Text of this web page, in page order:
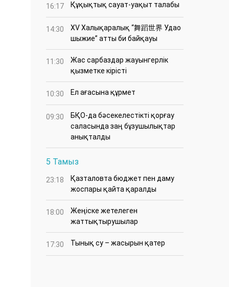
16:17 Құқықтық сауат-уақыт талабы
14:30
XV Халықаралық “舞蹈世界 Удао
шыжие” атты би байқауы
11:30
Жас сарбаздар жауынгерлік
қызметке кірісті
10:30 Ел ағасына құрмет
09:30
БҚО-да бәсекелестікті қорғау
саласында заң бұзушылықтар
анықталды
5 Тамыз
23:18
Қазталовта бюджет пен даму
жоспары қайта қаралды
18:00
Жеңіске жетелеген
жаттықтырушылар
17:30 Тынық су – жасырын қатер